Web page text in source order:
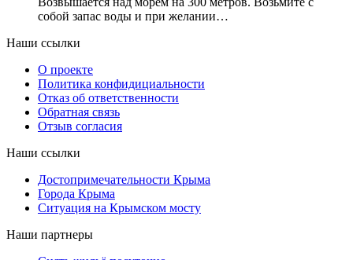
собой запас воды и при желании…
Наши ссылки
О проекте
Политика конфидициальности
Отказ об ответственности
Обратная связь
Отзыв согласия
Наши ссылки
Достопримечательности Крыма
Города Крыма
Ситуация на Крымском мосту
Наши партнеры